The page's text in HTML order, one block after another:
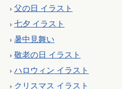
父の日 イラスト
七夕 イラスト
暑中見舞い
敬老の日 イラスト
ハロウィン イラスト
クリスマス イラスト